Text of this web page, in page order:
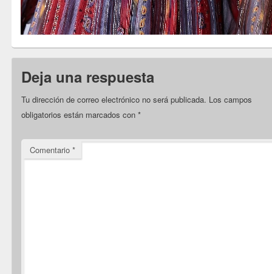
Deja una respuesta
Tu dirección de correo electrónico no será publicada. Los campos
obligatorios están marcados con*
Comentario*